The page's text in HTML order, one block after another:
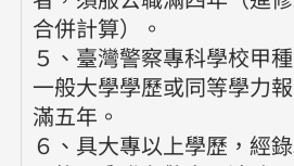
合併計算）。
５、臺灣警察專科學校甲
一般大學學歷或同等學力
滿五年。
６、具大專以上學歷，經